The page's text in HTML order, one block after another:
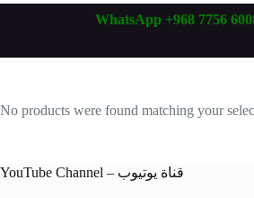
WhatsApp +968 7756
No products were found matching your
YouTube Channel – قناة يوتيوب